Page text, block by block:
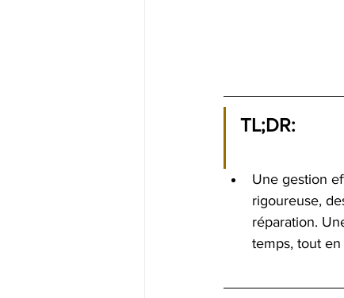
TL;DR:
Une gestion
rigoureuse,
réparation.
temps, tout